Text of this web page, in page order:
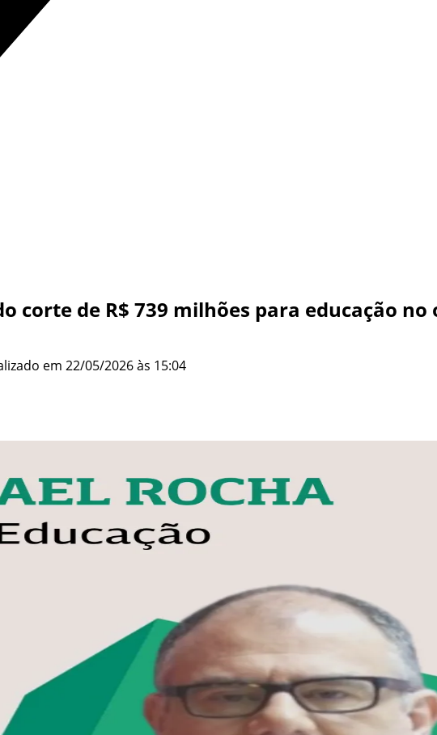
corte de R$ 739 milhões para educação
em 22/05/2026 às 15:04